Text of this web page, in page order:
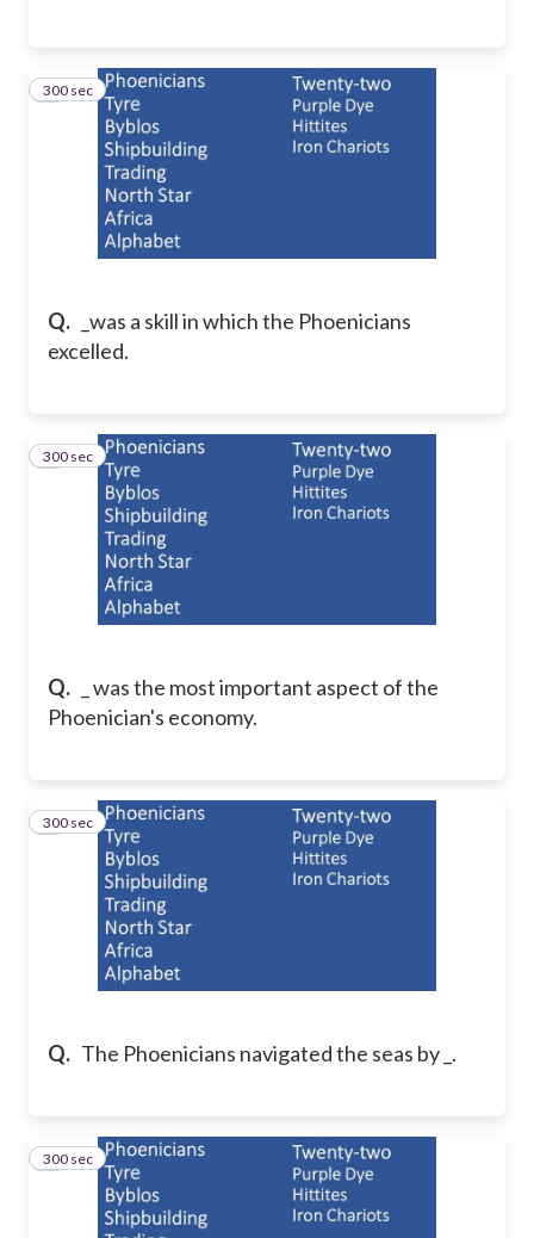
Q.
_was a skill in which the Phoenicians
excelled.
4
300 sec
Q.
_ was the most important aspect of the
Phoenician's economy.
5
300 sec
Q. The Phoenicians navigated the seas by _.
6
300 sec
7
300 sec